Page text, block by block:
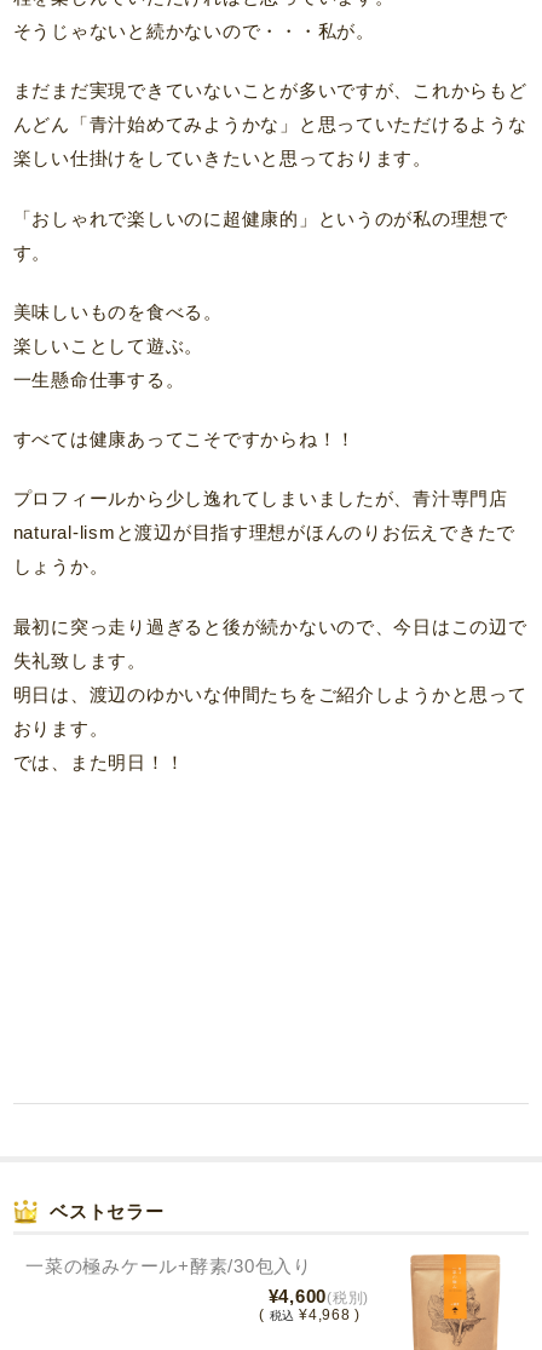
そうじゃないと続かないので・・・私が。
まだまだ実現できていないことが多いですが、これからもど
んどん「青汁始めてみようかな」と思っていただけるような
楽しい仕掛けをしていきたいと思っております。
「おしゃれで楽しいのに超健康的」というのが私の理想で
す。
美味しいものを食べる。
楽しいことして遊ぶ。
一生懸命仕事する。
すべては健康あってこそですからね！！
プロフィールから少し逸れてしまいましたが、青汁専門店
natural-lismと渡辺が目指す理想がほんのりお伝えできたで
しょうか。
最初に突っ走り過ぎると後が続かないので、今日はこの辺で
失礼致します。
明日は、渡辺のゆかいな仲間たちをご紹介しようかと思って
おります。
では、また明日！！
ベストセラー
一菜の極みケール+酵素/30包入り
¥4,600(税別)
( 税込 ¥4,968 )